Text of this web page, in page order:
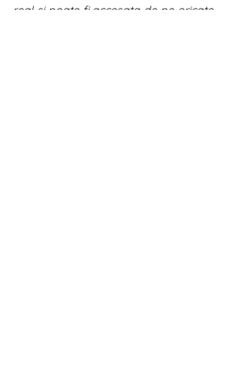
real si poate fi accesata de pe oricate